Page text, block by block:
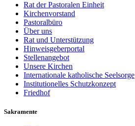
Rat der Pastoralen Einheit
Kirchenvorstand
Pastoralbüro
Über uns
Rat und Unterstützung
Hinweisgeberportal
Stellenangebot
Unsere Kirchen
Internationale katholische Seelsorge
Institutionelles Schutzkonzept
Friedhof
Sakramente